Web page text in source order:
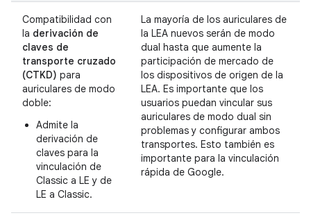
Compatibilidad con
la derivación de
claves de
transporte cruzado
(CTKD) para
auriculares de modo
doble:
Admite la
derivación de
claves para la
vinculación de
Classic a LE y de
LE a Classic.
La mayoría de los auriculares de
la LEA nuevos serán de modo
dual hasta que aumente la
participación de mercado de
los dispositivos de origen de la
LEA. Es importante que los
usuarios puedan vincular sus
auriculares de modo dual sin
problemas y configurar ambos
transportes. Esto también es
importante para la vinculación
rápida de Google.